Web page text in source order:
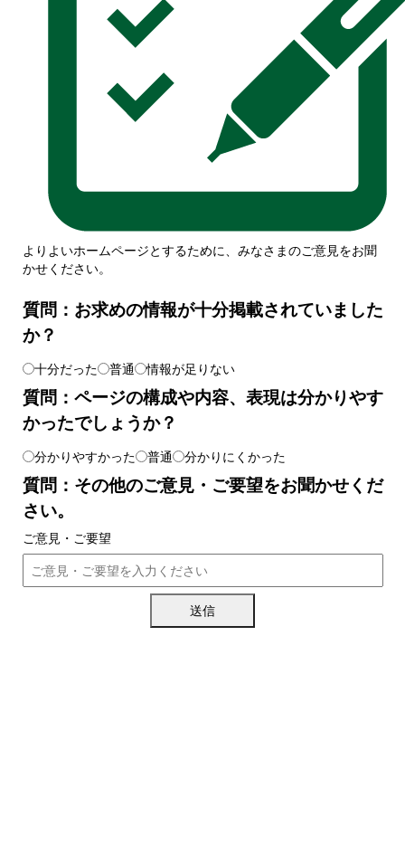
よりよいホームページとするために、みなさまのご意見をお聞
かせください。
質問：お求めの情報が十分掲載されていました
か？
十分だった 普通 情報が足りない
質問：ページの構成や内容、表現は分かりやす
かったでしょうか？
分かりやすかった 普通 分かりにくかった
質問：その他のご意見・ご要望をお聞かせくだ
さい。
ご意見・ご要望
送信